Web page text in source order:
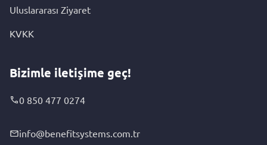
Uluslararası Ziyaret
KVKK
Bizimle iletişime geç!
0 850 477 0274
info@benefitsystems.com.tr